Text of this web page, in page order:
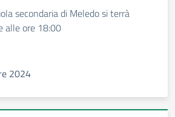
secondaria di Meledo si terrà
alle ore 18:00
2024